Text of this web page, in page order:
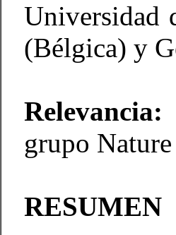
Universidad
(Bélgica) y
Relevancia:
grupo
RESUMEN